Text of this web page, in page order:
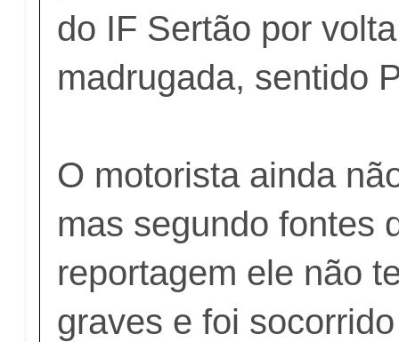
do IF Sertão por
madrugada, sentido
O motorista ainda
mas segundo fontes
reportagem ele não
graves e foi